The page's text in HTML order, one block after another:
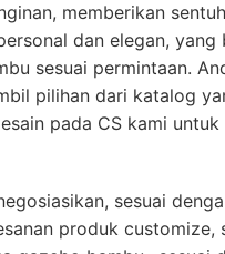
memberikan
dan elegan, yang
sesuai permintaan.
pilihan dari katalog
pada CS kami untuk
sesuai
produk customize,